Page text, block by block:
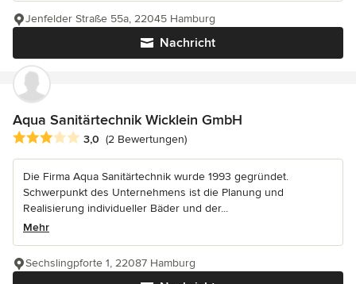
Nachricht
Jenfelder Straße 55a, 22045 Hamburg
Aqua Sanitärtechnik Wicklein GmbH
Durchschnittliche Bewertung: 3 von 5 Sternen
3,0 (2 Bewertungen)
Die Firma Aqua Sanitärtechnik wurde 1993 gegründet.
Schwerpunkt des Unternehmens ist die Planung und
Realisierung individueller Bäder und der...
Mehr
Sechslingpforte 1, 22087 Hamburg